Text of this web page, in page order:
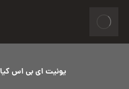
یونیت ای بی اس کیا 400D1